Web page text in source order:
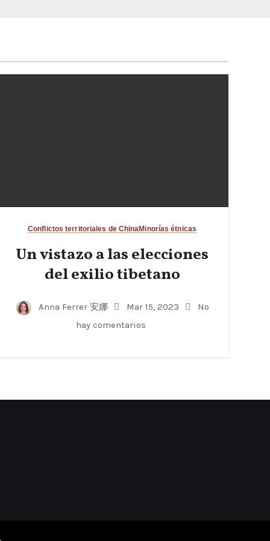
Conflictos territoriales de ChinaMinorías étnicas
Un vistazo a las elecciones
del exilio tibetano
Anna Ferrer 安娜 Mar 15, 2023
No
hay comentarios
.